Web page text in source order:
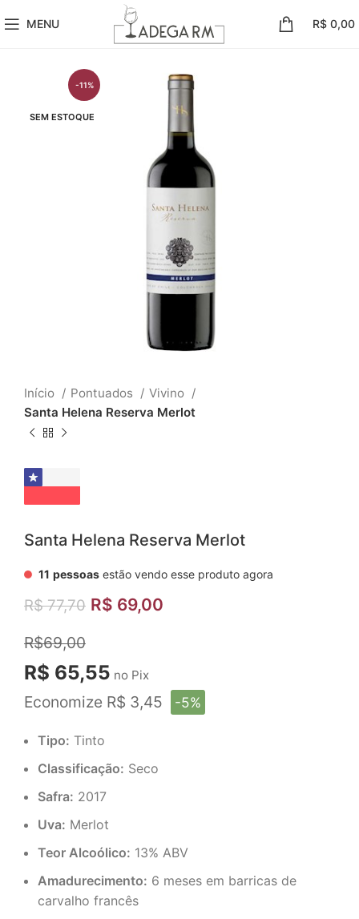
MENU R$ 0,00
-11%
SEM ESTOQUE
Início Pontuados
Vivino
Santa Helena Reserva Merlot
Santa Helena Reserva Merlot
11 pessoas estão vendo esse produto agora
R$77,70 R$ 69,00
R$69,00
R$ 65,55 no Pix
Economize R$ 3,45 -5%
Tipo: Tinto
Classificação: Seco
Safra: 2017
Uva: Merlot
Teor Alcoólico: 13% ABV
Amadurecimento: 6 meses em barricas de
carvalho francês